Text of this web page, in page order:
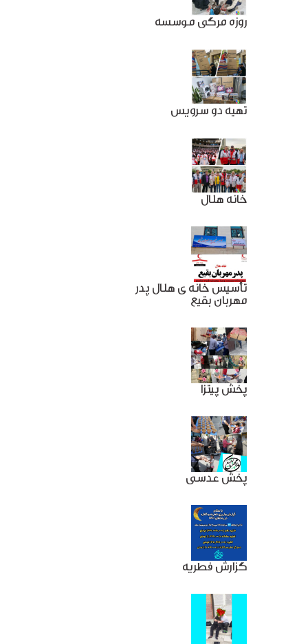
روزه مرگی موسسه
تهیه دو سرویس
خانه هلال
تأسیس خانه ی هلال پدر
مهربان بقیع
پخش پیتزا
پخش عدسی
گزارش فطریه